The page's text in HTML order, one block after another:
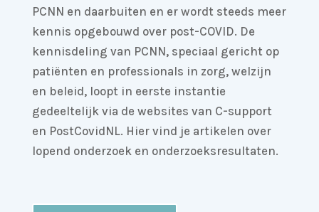
PCNN en daarbuiten en er wordt steeds meer
kennis opgebouwd over post-COVID. De
kennisdeling van PCNN, speciaal gericht op
patiënten en professionals in zorg, welzijn
en beleid, loopt in eerste instantie
gedeeltelijk via de websites van C-support
en PostCovidNL. Hier vind je artikelen over
lopend onderzoek en onderzoeksresultaten.